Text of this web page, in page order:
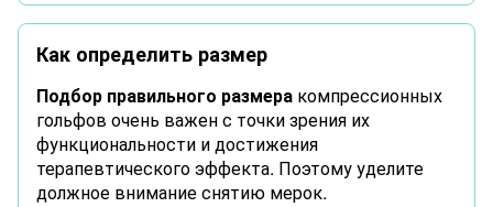
Как определить размер
Подбор правильного размера компрессионных
гольфов очень важен с точки зрения их
функциональности и достижения
терапевтического эффекта. Поэтому уделите
должное внимание снятию мерок.